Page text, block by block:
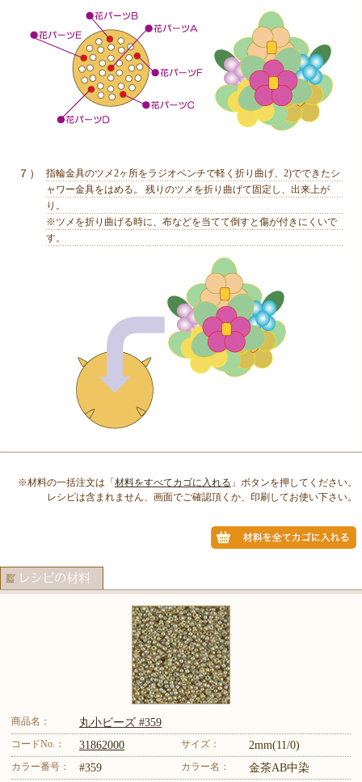
７）
指輪金具のツメ2ヶ所をラジオペンチで軽く折り曲げ、2)でできたシ
ャワー金具をはめる。 残りのツメを折り曲げて固定し、出来上が
り。
※ツメを折り曲げる時に、布などを当てて倒すと傷が付きにくいで
す。
※材料の一括注文は「材料をすべてカゴに入れる 」ボタンを押してください。
レシピは含まれません、画面でご確認頂くか、印刷してお使い下さい。
商品名： 丸小ビーズ #359
コードNo.： 31862000 サイズ： 2mm(11/0)
カラー番号： #359 カラー名： 金茶AB中染